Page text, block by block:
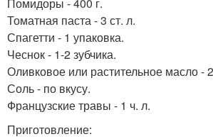
Помидоры - 400 г.
Томатная паста - 3 ст. л.
Спагетти - 1 упаковка.
Чеснок - 1-2 зубчика.
Оливковое или растительное масло -
Соль - по вкусу.
Французские травы - 1 ч. л.
Приготовление: